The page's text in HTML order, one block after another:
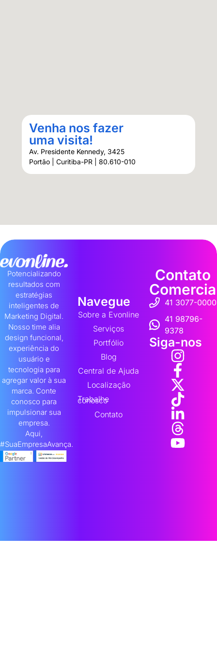
Venha nos fazer
uma visita!
Av. Presidente Kennedy, 3425
Portão | Curitiba-PR | 80.610-010
Potencializando
resultados com
estratégias
inteligentes de
Marketing Digital.
Nosso time alia
design funcional,
experiência do
usuário e
tecnologia para
agregar valor à sua
marca. Conte
conosco para
impulsionar sua
empresa.
Aqui,
#SuaEmpresaAvança.
Navegue
Sobre a Evonline
Serviços
Portfólio
Blog
Central de Ajuda
Localização
Trabalhe
conosco
Contato
Contato
41 3077-0000
41 98796-
9378
Siga-nos